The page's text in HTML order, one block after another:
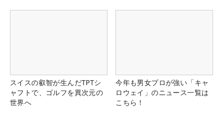
スイスの叡智が生んだTPTシ
ャフトで、ゴルフを異次元の
世界へ
今年も男女プロが強い「キャ
ロウェイ」のニュース一覧は
こちら！